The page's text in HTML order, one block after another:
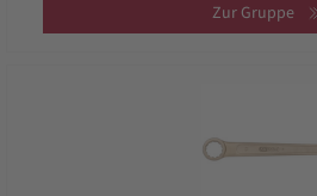
Zur Gruppe